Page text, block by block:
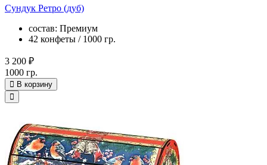
Сундук Ретро (дуб)
состав: Премиум
42 конфеты / 1000 гр.
3 200 ₽
1000 гр.
В корзину